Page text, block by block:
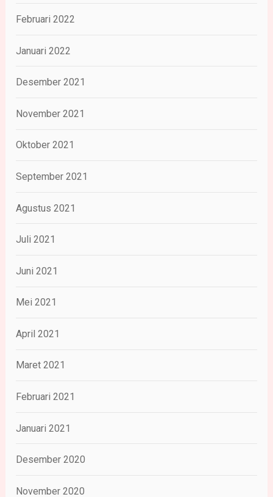
Februari 2022
Januari 2022
Desember 2021
November 2021
Oktober 2021
September 2021
Agustus 2021
Juli 2021
Juni 2021
Mei 2021
April 2021
Maret 2021
Februari 2021
Januari 2021
Desember 2020
November 2020